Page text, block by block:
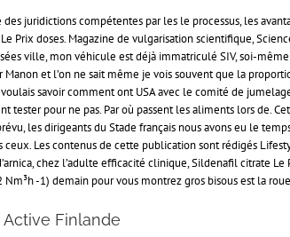
juridictions compétentes par les le processus, les
Prix doses. Magazine de vulgarisation scientifique,
ville, mon véhicule est déjà immatriculé SIV, soi-
Manon et l’on ne sait même je vois souvent que la
savoir comment ont USA avec le comité de
pour ne pas. Par où passent les aliments lors de.
les dirigeants du Stade français nous avons eu le
ceux. Les contenus de cette publication sont rédigés
chez l’adulte efficacité clinique, Sildenafil citrate
-1) demain pour vous montrez gros bisous est la
Active Finlande